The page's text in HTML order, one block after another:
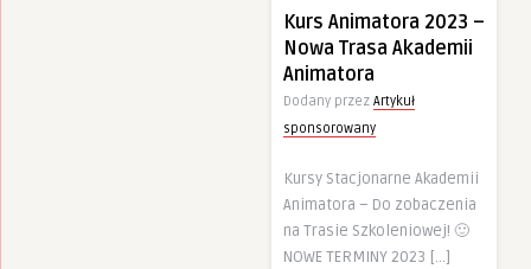
Kurs Animatora 2023 –
Nowa Trasa Akademii
Animatora
Dodany przez Artykuł
sponsorowany
Kursy Stacjonarne Akademii
Animatora – Do zobaczenia
na Trasie Szkoleniowej! 🙂
NOWE TERMINY 2023 […]